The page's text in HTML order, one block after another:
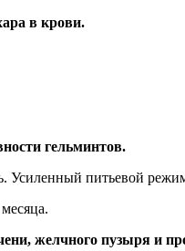
в крови.
гельминтов.
Усиленный питьевой
желчного пузыря и